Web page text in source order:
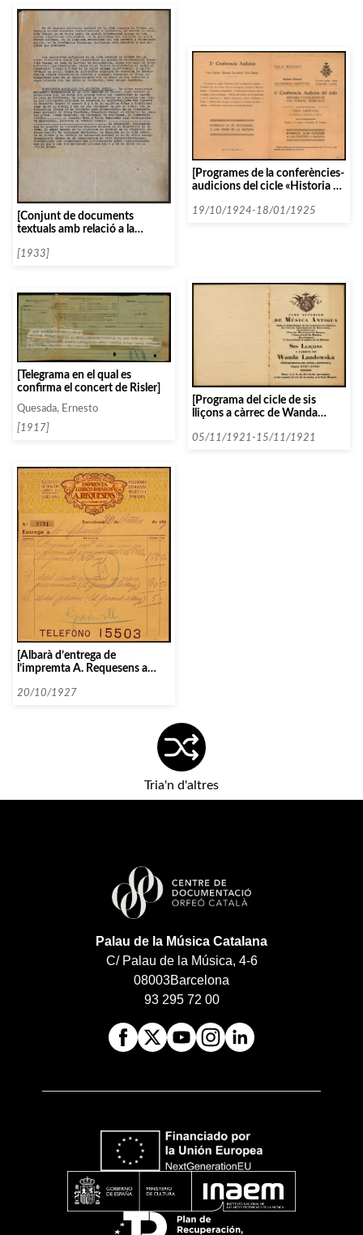
[Conjunt de documents
textuals amb relació a la
[1933]
[Programes de la conferències-
audicions del cicle «Historia y
musicales» a la Sala Mozart]
19/10/1924-18/01/1925
[Telegrama en el qual es
confirma el concert de Risler]
Quesada, Ernesto
[1917]
[Programa del cicle de sis
lliçons a càrrec de Wanda
«Interpretació, estil, estètica»]
05/11/1921-15/11/1921
[Albarà d’entrega de
l’impremta A. Requesens a
Giravolt de Maig]
20/10/1927
Tria'n d'altres
Palau de la Música Catalana
C/ Palau de la Música, 4-6
08003Barcelona
93 295 72 00